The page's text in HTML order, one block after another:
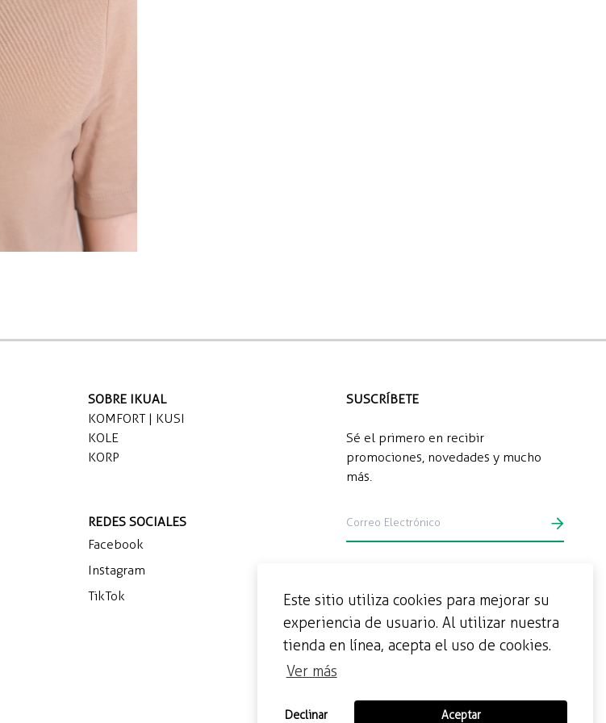
SOBRE IKUAL
KOMFORT | KUSI
KOLE
KORP
REDES SOCIALES
Facebook
Instagram
TikTok
SUSCRÍBETE
Sé el primero en recibir
promociones, novedades y mucho
más.
Este sitio utiliza cookies para mejorar su
experiencia de usuario. Al utilizar nuestra
tienda en línea, acepta el uso de cookies.
Ver más
Declinar Aceptar